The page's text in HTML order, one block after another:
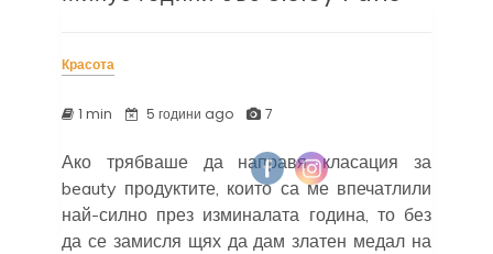
Красота
1 min 5 години ago 7
Ако трябваше да направя класация за
beauty продуктите, които са ме впечатлили
най-силно през изминалата година, то без
да се замисля щях да дам златен медал на